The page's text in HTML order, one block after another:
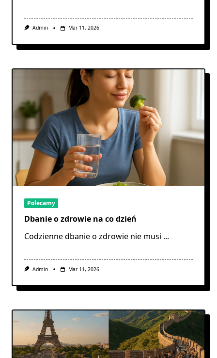
Admin Mar 11, 2026
Polecamy
Dbanie o zdrowie na co dzień
Codzienne dbanie o zdrowie nie musi ...
Admin Mar 11, 2026